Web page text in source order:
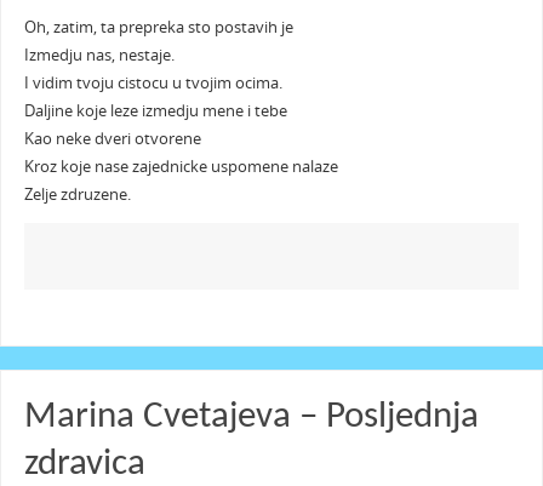
Oh, zatim, ta prepreka sto postavih je
Izmedju nas, nestaje.
I vidim tvoju cistocu u tvojim ocima.
Daljine koje leze izmedju mene i tebe
Kao neke dveri otvorene
Kroz koje nase zajednicke uspomene nalaze
Zelje zdruzene.
Marina Cvetajeva – Posljednja
zdravica